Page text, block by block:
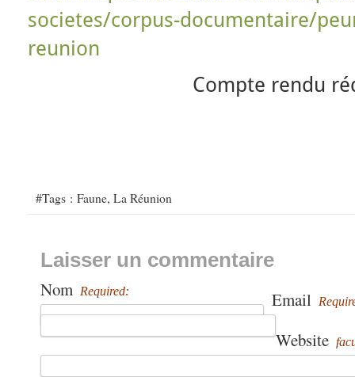
societes/corpus-documentaire/
reunion
Compte rendu
#Tags : Faune, La Réunion
Laisser un commentaire
Nom Required: Email
Website